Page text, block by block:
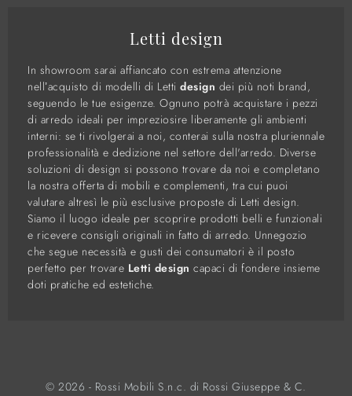
Letti design
In showroom sarai affiancato con estrema attenzione
nell’acquisto di modelli di Letti design dei più noti brand,
seguendo le tue esigenze. Ognuno potrà acquistare i pezzi
di arredo ideali per impreziosire liberamente gli ambienti
interni: se ti rivolgerai a noi, conterai sulla nostra pluriennale
professionalità e dedizione nel settore dell'arredo. Diverse
soluzioni di design si possono trovare da noi e completano
la nostra offerta di mobili e complementi, tra cui puoi
valutare altresì le più esclusive proposte di Letti design.
Siamo il luogo ideale per scoprire prodotti belli e funzionali
e ricevere consigli originali in fatto di arredo. Unnegozio
che segue necessità e gusti dei consumatori è il posto
perfetto per trovare Letti design capaci di fondere insieme
doti pratiche ed estetiche.
© 2026 - Rossi Mobili S.n.c. di Rossi Giuseppe & C.